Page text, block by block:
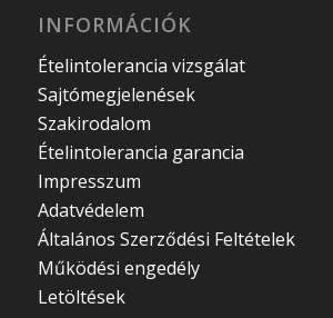
INFORMÁCIÓK
Ételintolerancia vizsgálat
Sajtómegjelenések
Szakirodalom
Ételintolerancia garancia
Impresszum
Adatvédelem
Általános Szerződési Feltételek
Működési engedély
Letöltések